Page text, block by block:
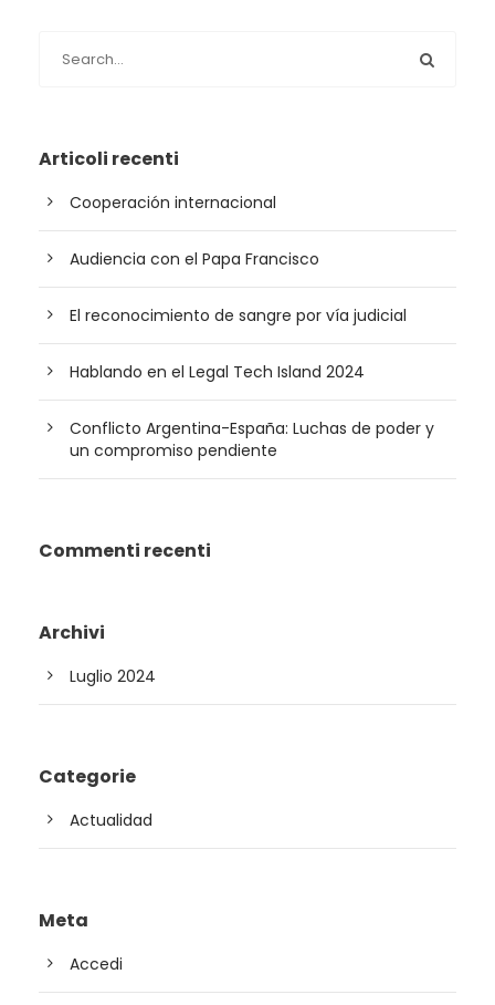
Articoli recenti
Cooperación internacional
Audiencia con el Papa Francisco
El reconocimiento de sangre por vía judicial
Hablando en el Legal Tech Island 2024
Conflicto Argentina-España: Luchas de poder y
un compromiso pendiente
Commenti recenti
Archivi
Luglio 2024
Categorie
Actualidad
Meta
Accedi